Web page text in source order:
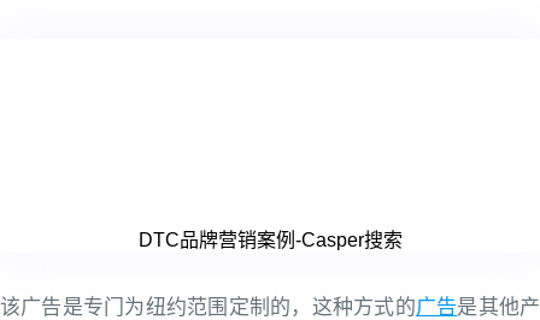
DTC品牌营销案例-Casper搜索
该广告是专门为纽约范围定制的，这种方式的广告是其他产